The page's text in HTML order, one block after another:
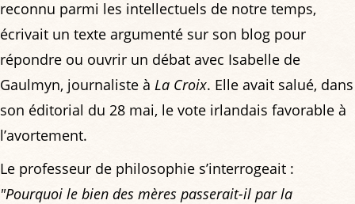
reconnu parmi les intellectuels de notre temps,
écrivait un texte argumenté sur son blog pour
répondre ou ouvrir un débat avec Isabelle de
Gaulmyn, journaliste à La Croix. Elle avait salué, dans
son éditorial du 28 mai, le vote irlandais favorable à
l’avortement.
Le professeur de philosophie s’interrogeait :
"Pourquoi le bien des mères passerait-il par la